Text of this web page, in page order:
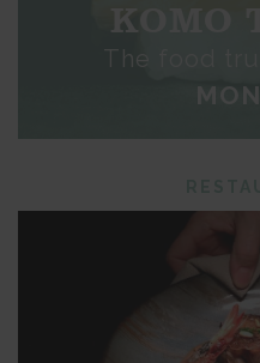
KOMO
The food